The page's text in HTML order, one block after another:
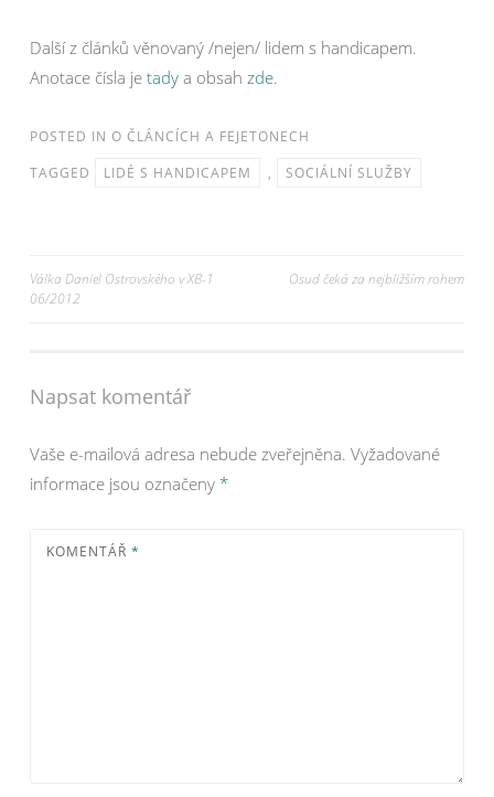
Další z článků věnovaný /nejen/ lidem s handicapem.
Anotace čísla je tady a obsah zde.
POSTED IN O ČLÁNCÍCH A FEJETONECH
TAGGED
LIDÉ S HANDICAPEM , SOCIÁLNÍ SLUŽBY
Navigace
Válka Daniel Ostrovského v XB-1
06/2012
Osud čeká za nejbližším rohem
Napsat komentář
Vaše e-mailová adresa nebude zveřejněna. Vyžadované
informace jsou označeny *
KOMENTÁŘ *